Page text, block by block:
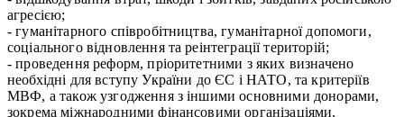
агресією;
- гуманітарного співробітництва, гуманітарної допомоги,
соціального відновлення та реінтеграції територій;
- проведення реформ, пріоритетними з яких визначено
необхідні для вступу України до ЄС і НАТО, та критеріїв
МВФ, а також узгодження з іншими основними донорами,
зокрема міжнародними фінансовими організаціями,